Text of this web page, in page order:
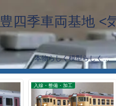
豊四季車両基地 <
本物らしく模型らしく…
入線・整備・加工